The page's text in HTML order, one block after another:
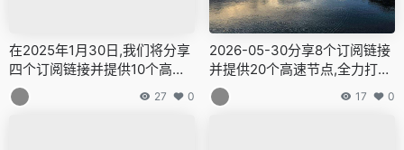
在2025年1月30日,我们将分享
四个订阅链接并提供10个高速
节点,全力打造免费的网络穿越
门户,v2ray,clash机场,科学上
27 0
2026-05-30分享8个订阅链接
并提供20个高速节点,全力打造
免费的网络穿越门户,v2ray,cla
sh机场,科学上网翻墙白嫖节点,
17 0